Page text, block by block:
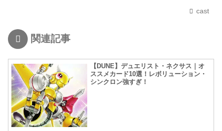
cast
関連記事
【DUNE】デュエリスト・ネクサス｜オ
ススメカード10選！レボリューション・
シンクロン強すぎ！